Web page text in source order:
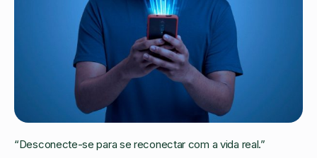
“Desconecte-se para se reconectar com a vida real.”